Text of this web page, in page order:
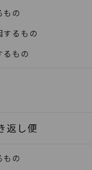
もの
るもの
るもの
返し便
もの